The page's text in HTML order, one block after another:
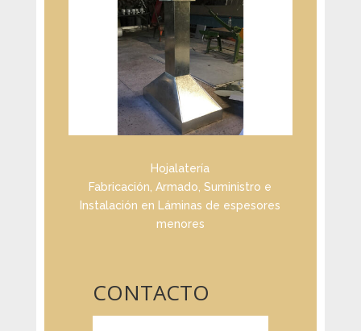
Hojalatería
Fabricación, Armado, Suministro e
Instalación en Láminas de espesores
menores
CONTACTO